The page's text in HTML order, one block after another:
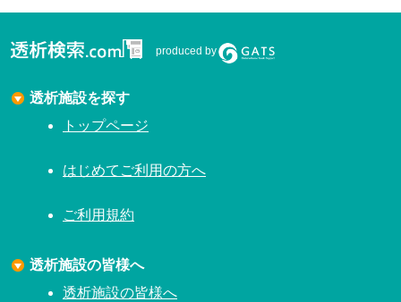
produced by
透析施設を探す
トップページ
はじめてご利用の方へ
ご利用規約
透析施設の皆様へ
透析施設の皆様へ